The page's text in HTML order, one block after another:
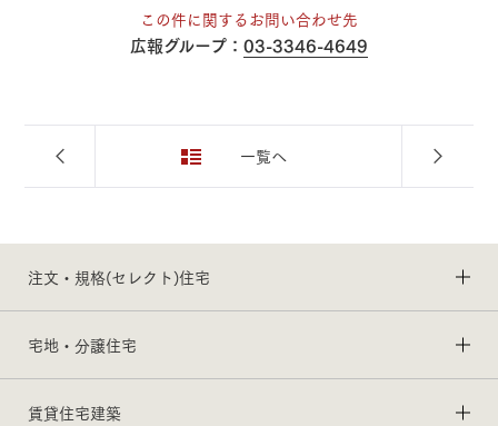
この件に関するお問い合わせ先
広報グループ： 03-3346-4649
一覧へ
注文・規格(セレクト)住宅
宅地・分譲住宅
賃貸住宅建築